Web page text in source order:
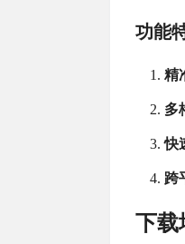
功能
精
多
快
跨
下载